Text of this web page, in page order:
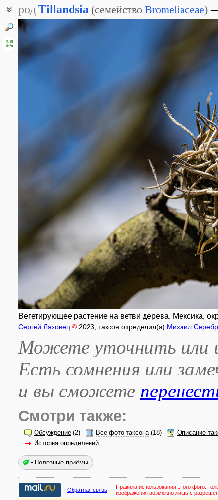
род Tillandsia (семейство Bromeliaceae)
Вегетирующее растение на ветви дерева. Мексика,
Сергей Ляховец © 2023; таксон определил(а) Михаил
Можете уточнить или
Есть сомнения или
и вы сможете
Смотри также:
Обсуждение (2) Все фото таксона(18)
Описание
История определений
Полезные приёмы
Обратная связь Правила использования этого фото:
изображения возможно лишь с